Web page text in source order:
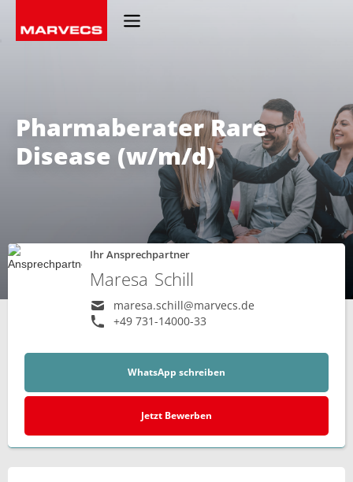
Pharmaberater Rare
Disease (w/m/d)
Ihr Ansprechpartner
Maresa Schill
maresa.schill@marvecs.de
+49 731-14000-33
WhatsApp schreiben
Jetzt Bewerben